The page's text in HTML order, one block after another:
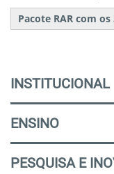
Pacote RAR com
INSTITUCIONAL
ENSINO
PESQUISA E